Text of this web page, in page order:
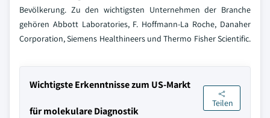
Bevölkerung. Zu den wichtigsten Unternehmen der Branche
gehören Abbott Laboratories, F. Hoffmann-La Roche, Danaher
Corporation, Siemens Healthineers und Thermo Fisher Scientific.
Wichtigste Erkenntnisse zum US-Markt
für molekulare Diagnostik
Teilen